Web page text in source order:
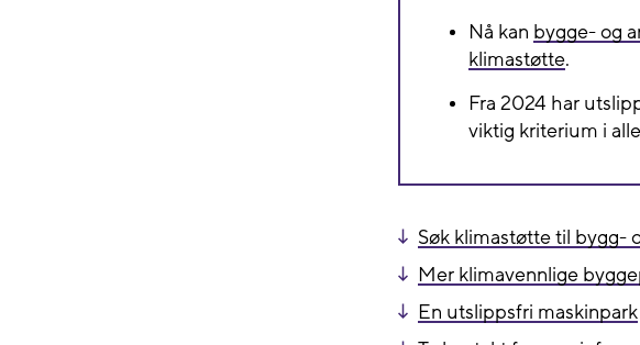
Nå kan bygge- og
klimastøtte.
Fra 2024 har
viktig kriterium i
Søk klimastøtte til bygg-
Mer klimavennlige
En utslippsfri maskinpark